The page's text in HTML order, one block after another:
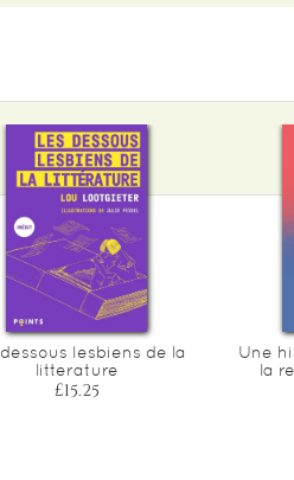
lesbiens de la
litterature
£15.25
Une
la